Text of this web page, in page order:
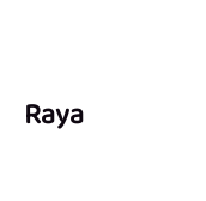
Raya